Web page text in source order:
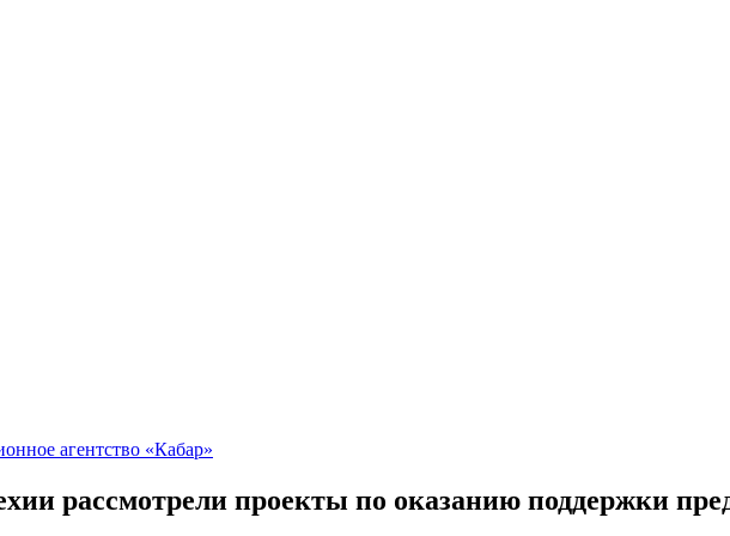
рассмотрели проекты по оказанию поддержки